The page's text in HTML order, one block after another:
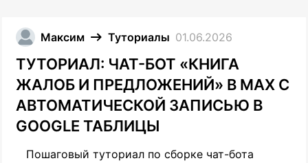
Максим Туториалы 01.06.2026
ТУТОРИАЛ: ЧАТ-БОТ «КНИГА
ЖАЛОБ И ПРЕДЛОЖЕНИЙ» В MAX С
АВТОМАТИЧЕСКОЙ ЗАПИСЬЮ В
GOOGLE ТАБЛИЦЫ
Пошаговый туториал по сборке чат-бота